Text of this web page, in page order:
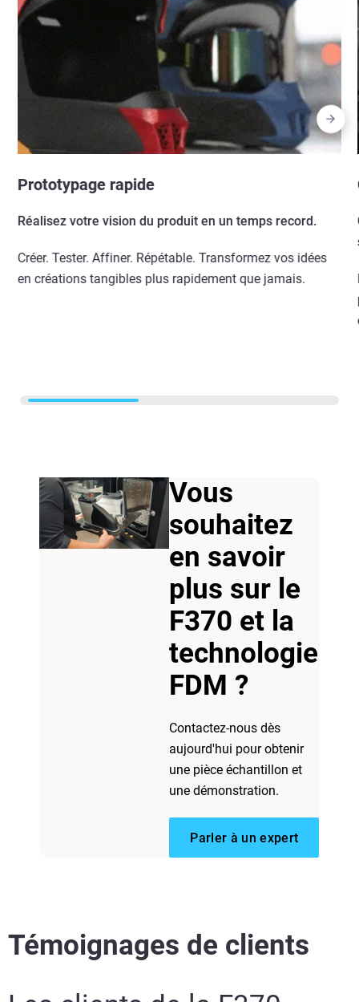
Prototypage rapide
Réalisez votre vision du produit en un temps record.
Créer. Tester. Affiner. Répétable. Transformez vos idées
en créations tangibles plus rapidement que jamais.
Vous
souhaitez
en savoir
plus sur le
F370 et la
technologie
FDM ?
Contactez-nous dès
aujourd'hui pour obtenir
une pièce échantillon et
une démonstration.
Parler à un expert
Témoignages de clients